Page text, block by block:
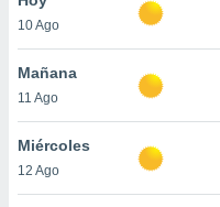
en
más
nuestra
10 Ago
Mañana
11 Ago
Miércoles
12 Ago